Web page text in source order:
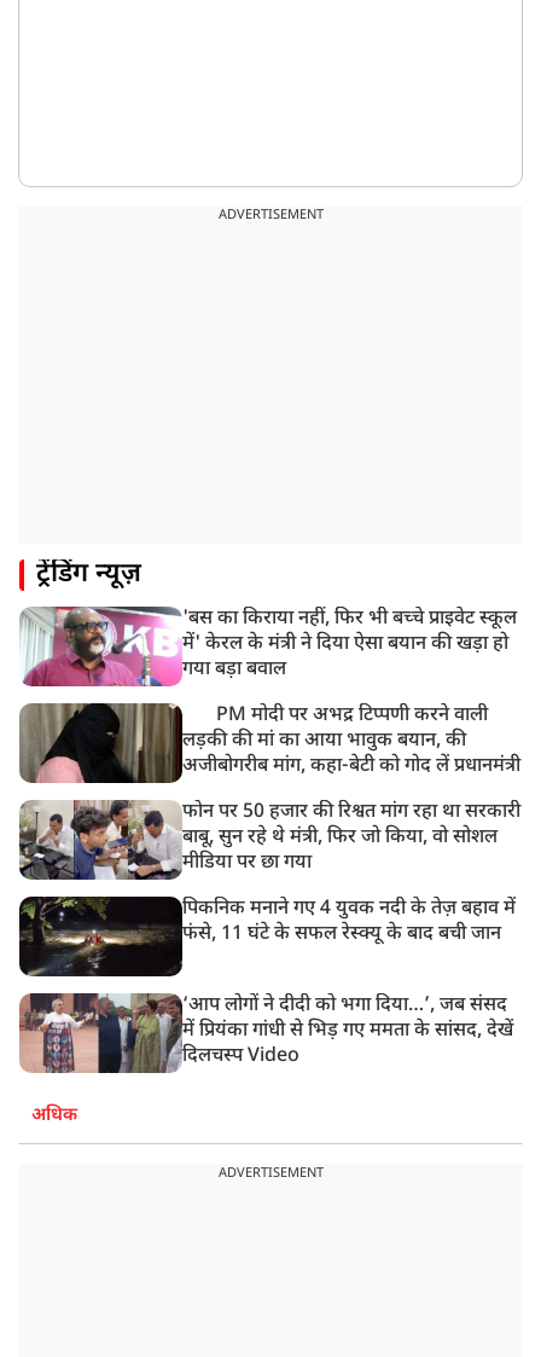
ADVERTISEMENT
ट्रेंडिंग न्यूज़
'बस का किराया नहीं, फिर भी बच्चे प्राइवेट स्कूल
में' केरल के मंत्री ने दिया ऐसा बयान की खड़ा हो
गया बड़ा बवाल
PM मोदी पर अभद्र टिप्पणी करने वाली
लड़की की मां का आया भावुक बयान, की
अजीबोगरीब मांग, कहा-बेटी को गोद लें प्रधानमंत्री
फोन पर 50 हजार की रिश्वत मांग रहा था सरकारी
बाबू, सुन रहे थे मंत्री, फिर जो किया, वो सोशल
मीडिया पर छा गया
पिकनिक मनाने गए 4 युवक नदी के तेज़ बहाव में
फंसे, 11 घंटे के सफल रेस्क्यू के बाद बची जान
‘आप लोगों ने दीदी को भगा दिया…’, जब संसद
में प्रियंका गांधी से भिड़ गए ममता के सांसद, देखें
दिलचस्प Video
अधिक
ADVERTISEMENT